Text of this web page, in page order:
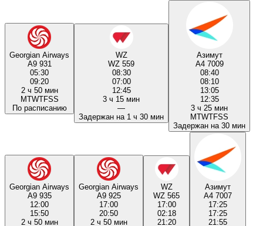
Georgian Airways
A9 931
05:30
09:20
2 ч 50 мин
MTWTFSS
По расписанию
WZ
WZ 559
08:30
07:00
12:45
3 ч 15 мин
—
Задержан на 1 ч 30 мин
Азимут
A4 7009
08:40
08:10
13:05
12:35
3 ч 25 мин
MTWTFSS
Задержан на 30 мин
Georgian Airways
A9 935
12:00
15:50
2 ч 50 мин
Georgian Airways
A9 925
17:00
20:50
2 ч 50 мин
WZ
WZ 565
17:00
02:18
21:20
Азимут
A4 7007
17:25
17:25
21:55